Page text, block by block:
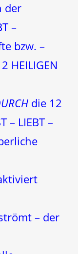
der
–
bzw. –
HEILIGEN
die 12
– LIEBT –
– der